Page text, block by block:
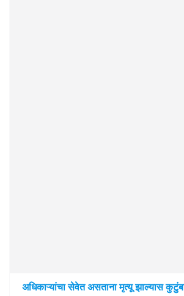
अधिकाऱ्यांचा सेवेत असताना मृत्यू झाल्यास